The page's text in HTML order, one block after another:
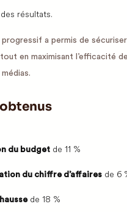
résultats.
progressif a permis de
en maximisant l’efficacité
du budget de 11 %
du chiffre d’affaires de 6
de 18 %